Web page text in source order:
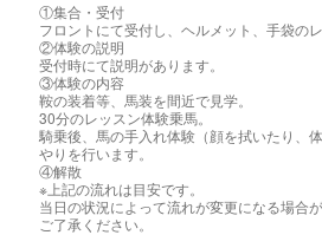
①集合・受付
フロントにて受付し、ヘルメット、手袋の
②体験の説明
受付時にて説明があります。
③体験の内容
鞍の装着等、馬装を間近で見学。
30分のレッスン体験乗馬。
騎乗後、馬の手入れ体験（顔を拭いたり、
やりを行います。
④解散
※上記の流れは目安です。
当日の状況によって流れが変更になる場合
ご了承ください。